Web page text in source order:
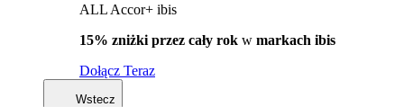
ALL Accor+ ibis
15% zniżki przez cały rok w markach ibis
Dołącz Teraz
Wstecz